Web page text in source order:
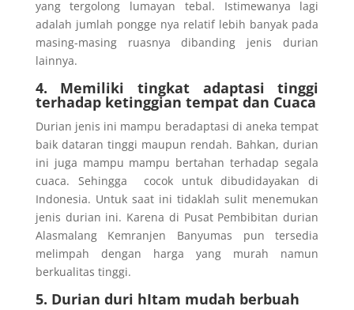
yang tergolong lumayan tebal. Istimewanya lagi
adalah jumlah pongge nya relatif lebih banyak pada
masing-masing ruasnya dibanding jenis durian
lainnya.
4. Memiliki tingkat adaptasi tinggi
terhadap ketinggian tempat dan Cuaca
Durian jenis ini mampu beradaptasi di aneka tempat
baik dataran tinggi maupun rendah. Bahkan, durian
ini juga mampu mampu bertahan terhadap segala
cuaca. Sehingga cocok untuk dibudidayakan di
Indonesia. Untuk saat ini tidaklah sulit menemukan
jenis durian ini. Karena di Pusat Pembibitan durian
Alasmalang Kemranjen Banyumas pun tersedia
melimpah dengan harga yang murah namun
berkualitas tinggi.
5. Durian duri hItam mudah berbuah